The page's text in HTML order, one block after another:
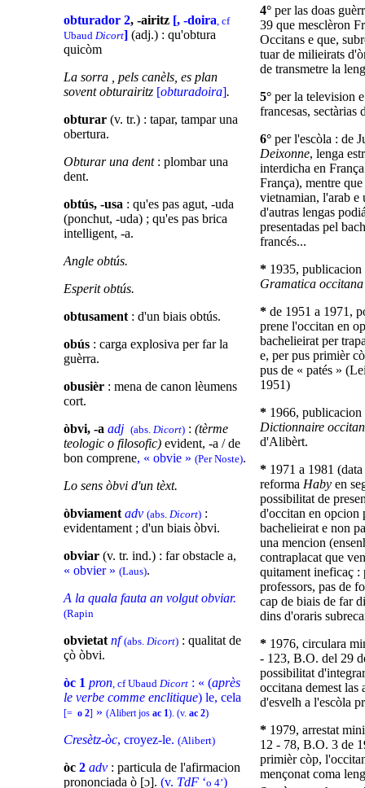
obturador 2, -airitz [, -doira, cf
Ubaud Dicort] (adj.) : qu'obtura
quicòm
La sorra , pels canèls, es plan
sovent obturairitz [obturadoira].
obturar (v. tr.) : tapar, tampar una
obertura.
Obturar una dent : plombar una
dent.
obtús, -usa : qu'es pas agut, -uda
(ponchut, -uda) ; qu'es pas brica
intelligent, -a.
Angle obtús.
Esperit obtús.
obtusament : d'un biais obtús.
obús : carga explosiva per far la
guèrra.
obusièr : mena de canon lèumens
cort.
òbvi, -a adj (abs. Dicort) : (tèrme
teologic o filosofic) evident, -a / de
bon comprene, « obvie » (Per Noste).
Lo sens òbvi d'un tèxt.
òbviament adv (abs. Dicort) :
evidentament ; d'un biais òbvi.
obviar (v. tr. ind.) : far obstacle a,
« obvier » (Laus).
A la quala fauta an volgut obviar.
(Rapin
obvietat nf (abs. Dicort) : qualitat de
çò òbvi.
òc 1 pron, cf Ubaud Dicort : « (après
le verbe comme enclitique) le, cela
[= o 2] » (Alibert jos ac 1). (v. ac 2)
Cresètz-òc, croyez-le. (Alibert)
òc 2 adv : particula de l'afirmacion
prononciada ò [ɔ]. (v. TdF ‘o 4’)
4° per las doas
39 que mesclèron
Occitans e que,
tuar de milieirats
de transmetre la
5° per la television
francesas, sectàrias
6° per l'escòla : de
Deixonne, lenga
interdicha en
França), mentre
vietnamian, l'arab e
d'autras lengas
presentadas pel
francés...
* 1935, publicacion
Gramatica
* de 1951 a 1971,
prene l'occitan en
bachelieirat per
e, per pus primièr
pus de « patés »
1951)
* 1966, publicacion
Dictionnaire
d'Alibèrt.
* 1971 a 1981
reforma Haby en
possibilitat de
d'occitan en opcion
bachelieirat e non
una mencion
contraplacat que
quitament ineficaç :
professors, pas de
cap de biais de far
dins d'oraris
* 1976, circulara
- 123, B.O. del 29
possibilitat
occitana demest las
d'esvelh a l'escòla
* 1979, arrestat
12 - 78, B.O. 3 de
primièr còp,
mençonat coma